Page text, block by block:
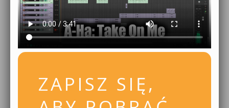
ZAPISZ SIĘ,